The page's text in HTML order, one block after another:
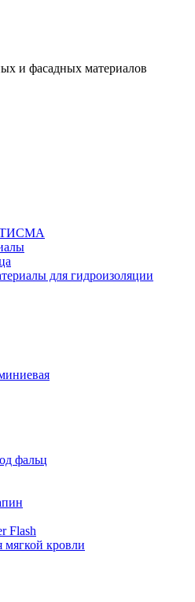
и фасадных материалов
ТИСМА
для гидроизоляции
фальц
Flash
кровли